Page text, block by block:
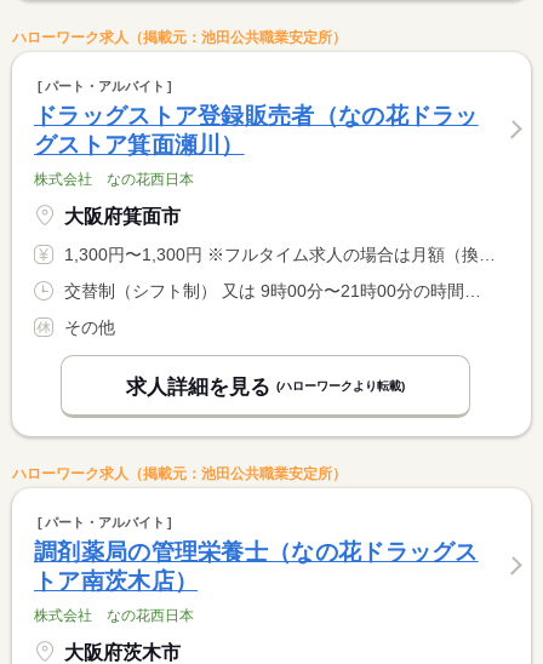
ハローワーク求人（掲載元：池田公共職業安定所）
パート・アルバイト
ドラッグストア登録販売者（なの花ドラッ
グストア箕面瀬川）
株式会社 なの花西日本
大阪府箕面市
1,300円〜1,300円 ※フルタイム求人の場合は月額（換算額）、パート求人の場合は時間額を表示しています。
その他
求人詳細を見る (ハローワークより転載)
ハローワーク求人（掲載元：池田公共職業安定所）
パート・アルバイト
調剤薬局の管理栄養士（なの花ドラッグス
トア南茨木店）
株式会社 なの花西日本
大阪府茨木市